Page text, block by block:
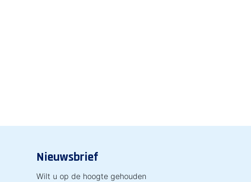
Nieuwsbrief
Wilt u op de hoogte gehouden